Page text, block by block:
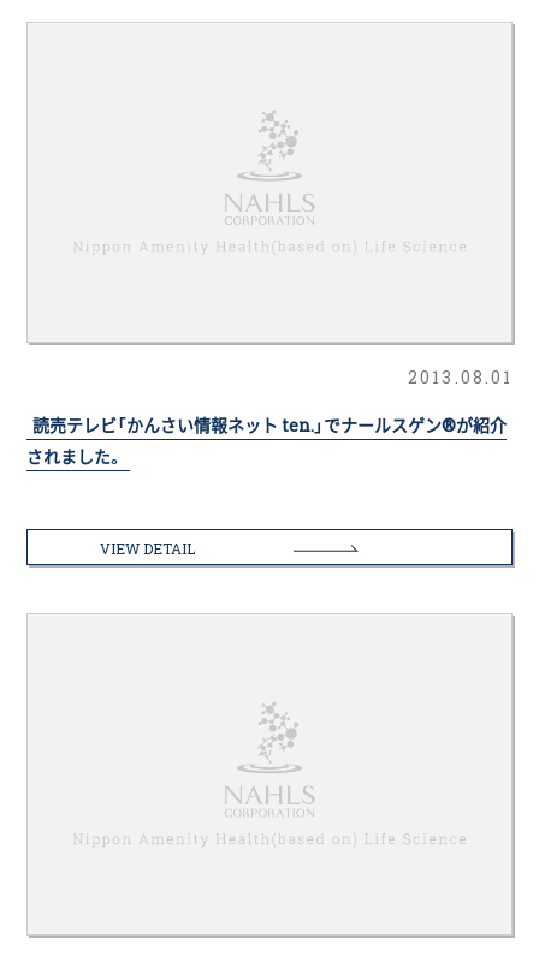
2013.08.01
読売テレビ「かんさい情報ネット ten.」でナールスゲン®が紹介
されました。
VIEW DETAIL